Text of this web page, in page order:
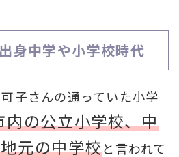
身中学や小学校時代
子さんの通っていた小学
内の公立小学校、中
元の中学校と言われて